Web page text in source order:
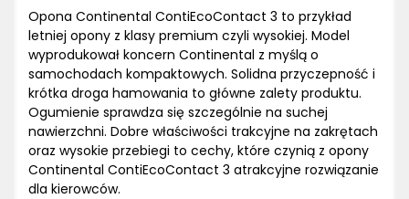
Opona Continental ContiEcoContact 3 to przykład
letniej opony z klasy premium czyli wysokiej. Model
wyprodukował koncern Continental z myślą o
samochodach kompaktowych. Solidna przyczepność i
krótka droga hamowania to główne zalety produktu.
Ogumienie sprawdza się szczególnie na suchej
nawierzchni. Dobre właściwości trakcyjne na zakrętach
oraz wysokie przebiegi to cechy, które czynią z opony
Continental ContiEcoContact 3 atrakcyjne rozwiązanie
dla kierowców.